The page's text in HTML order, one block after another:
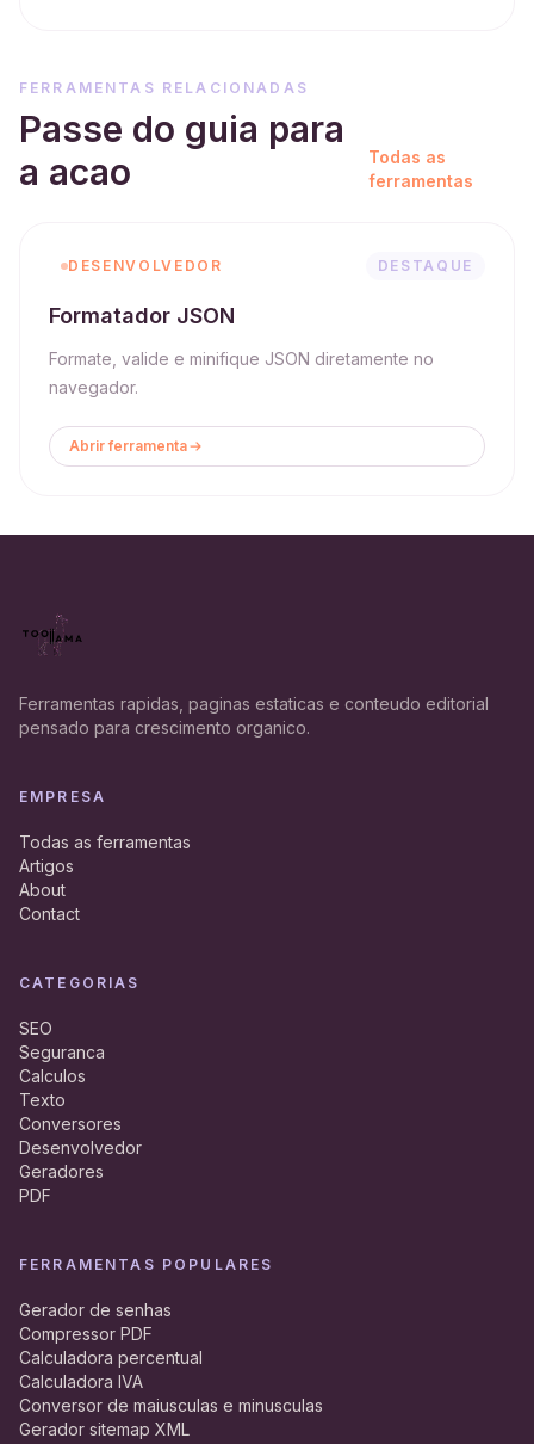
FERRAMENTAS RELACIONADAS
Passe do guia para
a acao
Todas as
ferramentas
DESENVOLVEDOR DESTAQUE
Formatador JSON
Formate, valide e minifique JSON diretamente no
navegador.
Abrir ferramenta
Ferramentas rapidas, paginas estaticas e conteudo editorial
pensado para crescimento organico.
EMPRESA
Todas as ferramentas
Artigos
About
Contact
CATEGORIAS
SEO
Seguranca
Calculos
Texto
Conversores
Desenvolvedor
Geradores
PDF
FERRAMENTAS POPULARES
Gerador de senhas
Compressor PDF
Calculadora percentual
Calculadora IVA
Conversor de maiusculas e minusculas
Gerador sitemap XML